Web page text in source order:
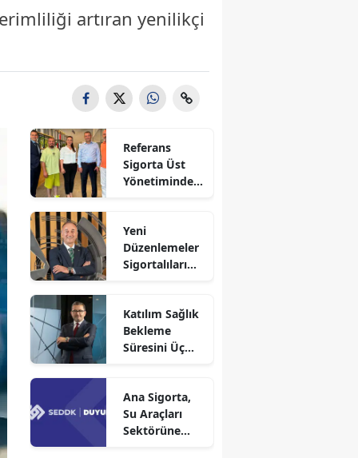
artıran yenilikçi
Referans
Sigorta Üst
Yönetiminden
Yeni
Düzenlemeler
Sigortalıları
Katılım Sağlık
Bekleme
Süresini Üç
Ana Sigorta,
Su Araçları
Sektörüne